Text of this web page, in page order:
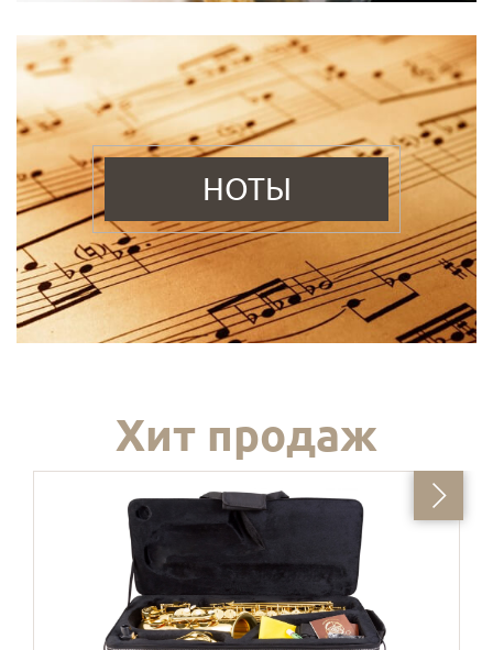
НОТЫ
Хит продаж